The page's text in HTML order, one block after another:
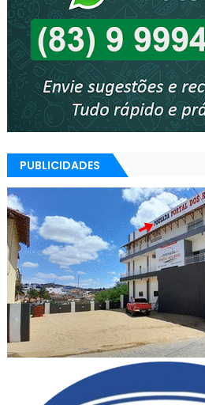
PUBLICIDADES